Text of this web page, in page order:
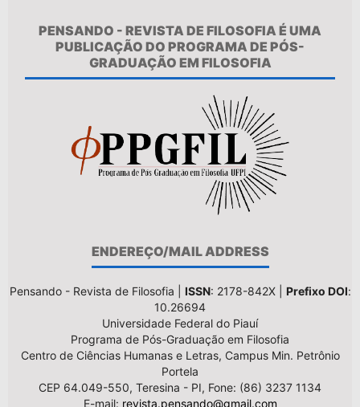
PENSANDO - REVISTA DE FILOSOFIA É UMA
PUBLICAÇÃO DO PROGRAMA DE PÓS-
GRADUAÇÃO EM FILOSOFIA
ENDEREÇO/MAIL ADDRESS
Pensando - Revista de Filosofia | ISSN: 2178-842X | Prefixo DOI:
10.26694
Universidade Federal do Piauí
Programa de Pós-Graduação em Filosofia
Centro de Ciências Humanas e Letras, Campus Min. Petrônio
Portela
CEP 64.049-550, Teresina - PI, Fone: (86) 3237 1134
E-mail: revista.pensando@gmail.com